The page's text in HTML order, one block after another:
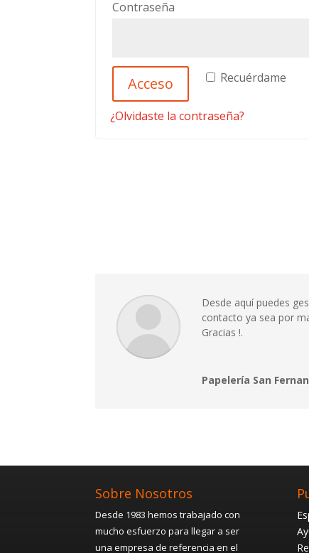
Contraseña
Recuérdame
Acceso
¿Olvidaste la contraseña?
Desde aquí puedes
contacto ya sea por
Gracias !.
Papelería San
Sobre Nosotros
Desde 1983 hemos trabajado con
mucho esfuerzo para llegar a ser
una empresa de referencia en el